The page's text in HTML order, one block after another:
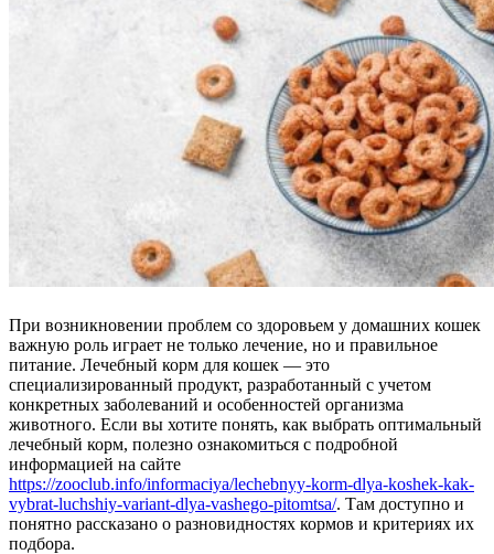
При возникновении проблем со здоровьем у домашних кошек
важную роль играет не только лечение, но и правильное
питание. Лечебный корм для кошек — это
специализированный продукт, разработанный с учетом
конкретных заболеваний и особенностей организма
животного. Если вы хотите понять, как выбрать оптимальный
лечебный корм, полезно ознакомиться с подробной
информацией на сайте
https://zooclub.info/informaciya/lechebnyy-korm-dlya-koshek-kak-
vybrat-luchshiy-variant-dlya-vashego-pitomtsa/. Там доступно и
понятно рассказано о разновидностях кормов и критериях их
подбора.